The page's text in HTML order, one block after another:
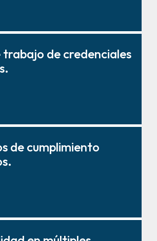
acceso unificado
diseño e integración
trabajo de credenciales
de
que reduce la carga
de cumplimiento
de informes y